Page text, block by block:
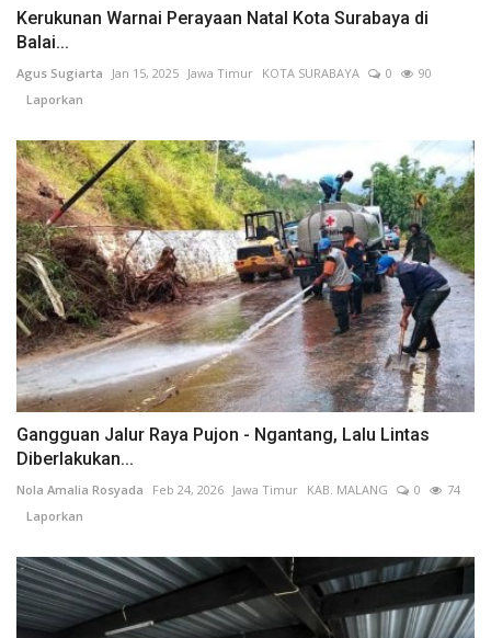
Kerukunan Warnai Perayaan Natal Kota Surabaya di
Balai...
Agus Sugiarta Jan 15, 2025 Jawa Timur KOTA SURABAYA 0
90
Laporkan
Gangguan Jalur Raya Pujon - Ngantang, Lalu Lintas
Diberlakukan...
Nola Amalia Rosyada Feb 24, 2026 Jawa Timur KAB. MALANG 0
74
Laporkan